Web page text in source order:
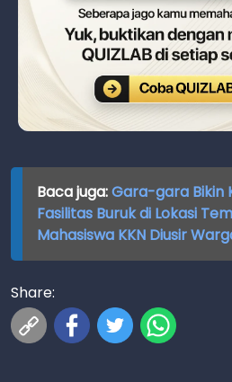
Baca juga:Gara-gara Bikin
Fasilitas Buruk di Lokasi
Mahasiswa KKN Diusir
Share: